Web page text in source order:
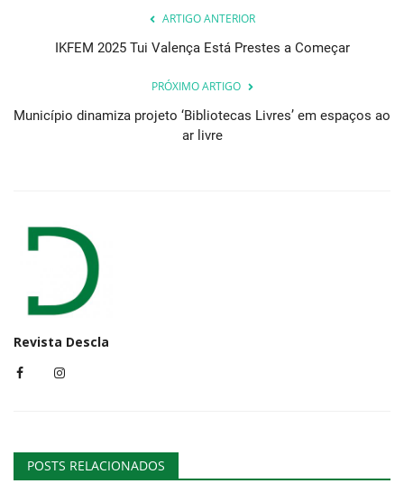
ARTIGO ANTERIOR
IKFEM 2025 Tui Valença Está Prestes a Começar
PRÓXIMO ARTIGO
Município dinamiza projeto ‘Bibliotecas Livres’ em espaços ao
ar livre
Revista Descla
POSTS RELACIONADOS